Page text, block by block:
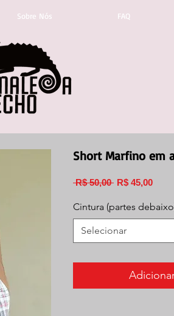
Sobre Nós FAQ
Short Marfino em
R$ 50,00 Preço
R$ 45,00Preço
Cintura (partes
Selecionar